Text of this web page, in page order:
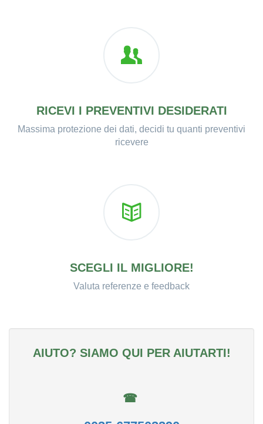
RICEVI I PREVENTIVI DESIDERATI
Massima protezione dei dati, decidi tu quanti preventivi
ricevere
SCEGLI IL MIGLIORE!
Valuta referenze e feedback
AIUTO? SIAMO QUI PER AIUTARTI!
☎